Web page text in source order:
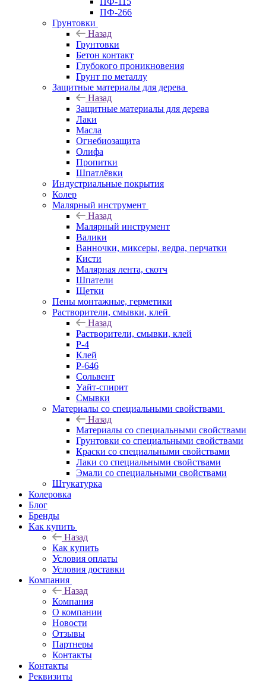
ПФ-266
Грунтовки
Назад
Грунтовки
Бетон контакт
Глубокого проникновения
Грунт по металлу
Защитные материалы для дерева
Назад
Защитные материалы для дерева
Лаки
Масла
Огнебиозащита
Олифа
Пропитки
Шпатлёвки
Индустриальные покрытия
Колер
Малярный инструмент
Назад
Малярный инструмент
Валики
Ванночки, миксеры, ведра, перчатки
Кисти
Малярная лента, скотч
Шпатели
Щетки
Пены монтажные, герметики
Растворители, смывки, клей
Назад
Растворители, смывки, клей
Р-4
Клей
Р-646
Сольвент
Уайт-спирит
Смывки
Материалы со специальными свойствами
Назад
Материалы со специальными свойствами
Грунтовки со специальными свойствами
Краски со специальными свойствами
Лаки со специальными свойствами
Эмали со специальными свойствами
Штукатурка
Колеровка
Блог
Бренды
Как купить
Назад
Как купить
Условия оплаты
Условия доставки
Компания
Назад
Компания
О компании
Новости
Отзывы
Партнеры
Контакты
Контакты
Реквизиты